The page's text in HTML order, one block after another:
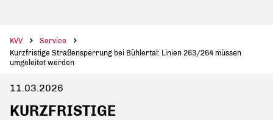
KVV
Service
Kurzfristige Straßensperrung bei Bühlertal: Linien 263/264 müssen
umgeleitet werden
11.03.2026
KURZFRISTIGE